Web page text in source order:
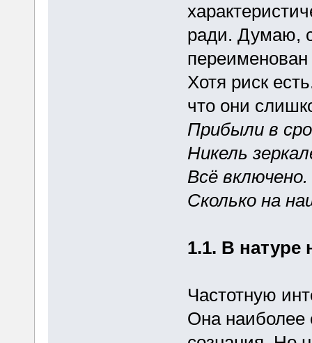
ради. Думаю,
Хотя риск
что они
Прибыли в
Никель
Всё
Сколько на
1.1. В натуре
Частотную
Она наиболее